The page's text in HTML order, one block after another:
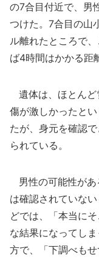
の7合目付近で、男
つけた。7合目の山
ル離れたところで
ば4時間はかかる距
遺体は、ほとんど
傷が激しかったと
たが、身元を確認
られている。
男性の可能性があ
は確認されていな
どでは、「本当に
な結果になってし
方で、「下調べも